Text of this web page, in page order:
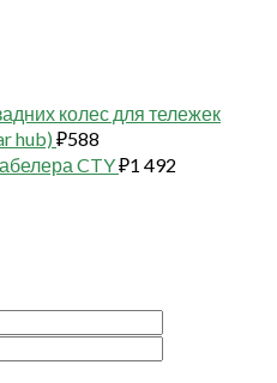
колес для тележек
hub) ₽588
CTY₽1 492